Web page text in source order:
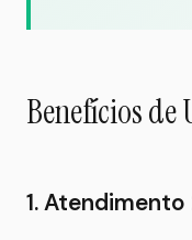
Benefícios de
1.